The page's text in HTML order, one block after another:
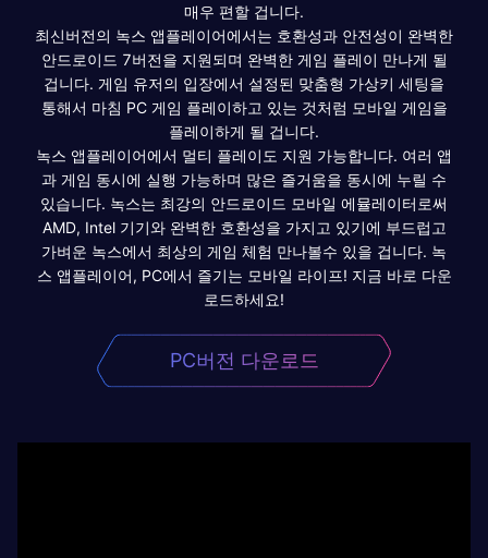
매우 편할 겁니다.
최신버전의 녹스 앱플레이어에서는 호환성과 안전성이 완벽한
안드로이드 7버전을 지원되며 완벽한 게임 플레이 만나게 될
겁니다. 게임 유저의 입장에서 설정된 맞춤형 가상키 세팅을
통해서 마침 PC 게임 플레이하고 있는 것처럼 모바일 게임을
플레이하게 될 겁니다.
녹스 앱플레이어에서 멀티 플레이도 지원 가능합니다. 여러 앱
과 게임 동시에 실행 가능하며 많은 즐거움을 동시에 누릴 수
있습니다. 녹스는 최강의 안드로이드 모바일 에뮬레이터로써
AMD, Intel 기기와 완벽한 호환성을 가지고 있기에 부드럽고
가벼운 녹스에서 최상의 게임 체험 만나볼수 있을 겁니다. 녹
스 앱플레이어, PC에서 즐기는 모바일 라이프! 지금 바로 다운
로드하세요!
PC버전 다운로드